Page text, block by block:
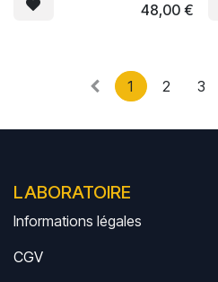
48,00€
1 2 3
LABORATOIRE
Informations légales
CGV